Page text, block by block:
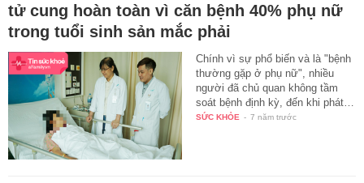
tử cung hoàn toàn vì căn bệnh 40% phụ nữ
trong tuổi sinh sản mắc phải
Chính vì sự phổ biến và là "bệnh
thường gặp ở phụ nữ", nhiều
người đã chủ quan không tầm
soát bệnh định kỳ, đến khi phát…
SỨC KHỎE - 7 năm trước